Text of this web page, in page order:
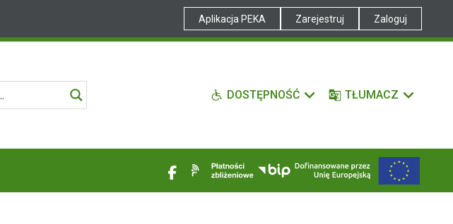
Aplikacja PEKA Zarejestruj Zaloguj
DOSTĘPNOŚĆ TŁUMACZ